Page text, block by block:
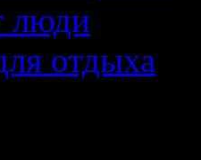
люди
отдыха